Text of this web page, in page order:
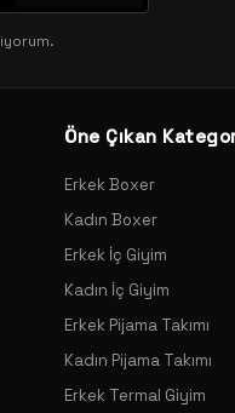
Öne Çıkan
Erkek Boxer
Kadın Boxer
Erkek İç Giyim
Kadın İç Giyim
Erkek Pijama Takımı
Kadın Pijama Takımı
Erkek Termal Giyim